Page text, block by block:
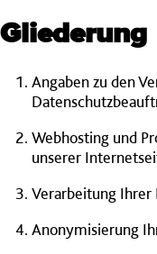
Gliederung
Angaben zu den
Webhosting und
unserer
Verarbeitung Ihrer
Anonymisierung